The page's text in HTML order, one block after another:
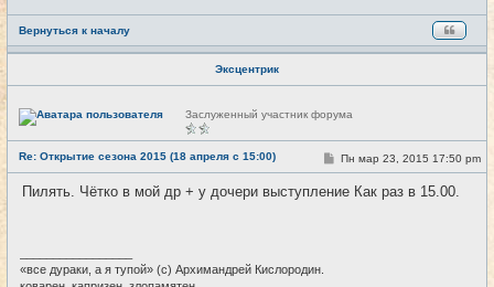
Вернуться к началу
Эксцентрик
Н
е
е
т
и
Заслуженный участник форума
Re: Открытие сезона 2015 (18 апреля с 15:00) #2
С
о
б
Пн мар 23, 2015 17:50 pm
Пилять. Чётко в мой др + у дочери выступление Как раз в 15.00.
«все дураки, а я тупой» (с) Архимандрей Кислородин.